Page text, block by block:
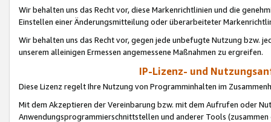
Wir behalten uns das Recht vor, diese Markenrichtlinien und die
Einstellen einer Änderungsmitteilung oder überarbeiteter
Wir behalten uns das Recht vor, gegen jede unbefugte Nutzung bzw.
unserem alleinigen Ermessen angemessene Maßnahmen zu ergreifen.
IP-Lizenz- und
Diese Lizenz regelt Ihre Nutzung von Programminhalten im
Mit dem Akzeptieren der Vereinbarung bzw. mit dem Aufrufen oder
Anwendungsprogrammierschnittstellen und anderer Tools (zusammen